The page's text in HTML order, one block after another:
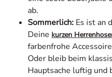
ab.
Sommerlich: Es ist an
Deine kurzen
farbenfrohe
Oder bleib beim
Hauptsache luftig und